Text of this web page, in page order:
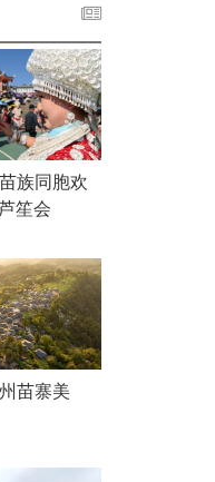
族同胞欢
笙会
苗寨美